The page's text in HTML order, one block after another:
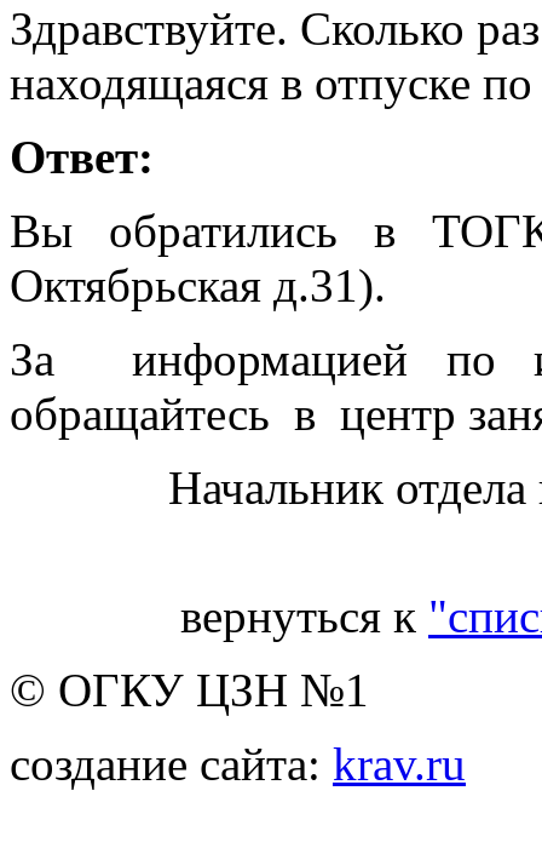
Здравствуйте. Сколько
находящаяся в отпуске
Ответ:
Вы обратились в
Октябрьская д.31).
За информацией по
обращайтесь в центр
Начальник
вернуться к
© ОГКУ ЦЗН №1
создание сайта: krav.ru